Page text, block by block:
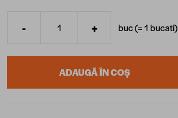
Cantitate
- + buc (=1bucati)
ADAUGĂ ÎN COȘ